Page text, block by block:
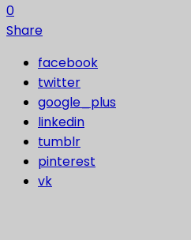
0
Share
facebook
twitter
google_plus
linkedin
tumblr
pinterest
vk